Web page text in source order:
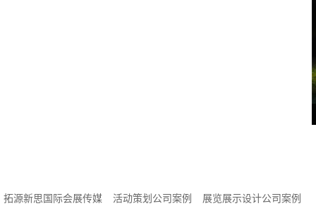
拓源新思国际会展传媒 活动策划公司案例
展览展示设计公司案例